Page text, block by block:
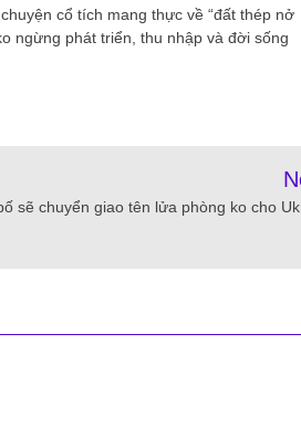
cổ tích mang thực về “đất thép nở
ngừng phát triển, thu nhập và đời sống
sẽ chuyển giao tên lửa phòng ko cho